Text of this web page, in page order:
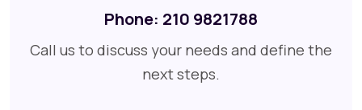
Phone: 210 9821788
Call us to discuss your needs and define the
next steps.